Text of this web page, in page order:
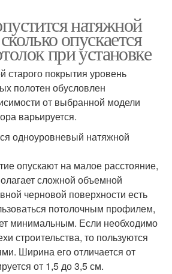
натяжной
опускается
при установке
старого покрытия уровень
полотен обусловлен
от выбранной модели
варьируется.
одноуровневый натяжной
опускают на малое расстояние,
сложной объемной
черновой поверхности есть
потолочным профилем,
минимальным. Если необходимо
строительства, то пользуются
Ширина его отличается от
от 1,5 до 3,5 см.